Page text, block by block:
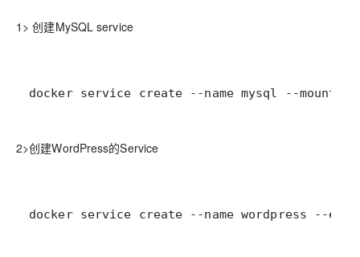
1> 创建MySQL service
docker service create --name mysql --mount
2>创建WordPress的Service
docker service create --name wordpress --env